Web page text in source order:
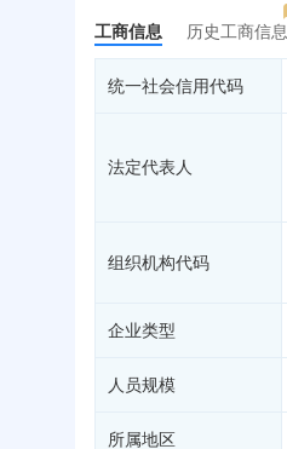
企业年报
12
工商自主公示 2
财务数据
工商信息 历史工商信息
统一社会信用代码
法定代表人
组织机构代码
企业类型
人员规模
所属地区